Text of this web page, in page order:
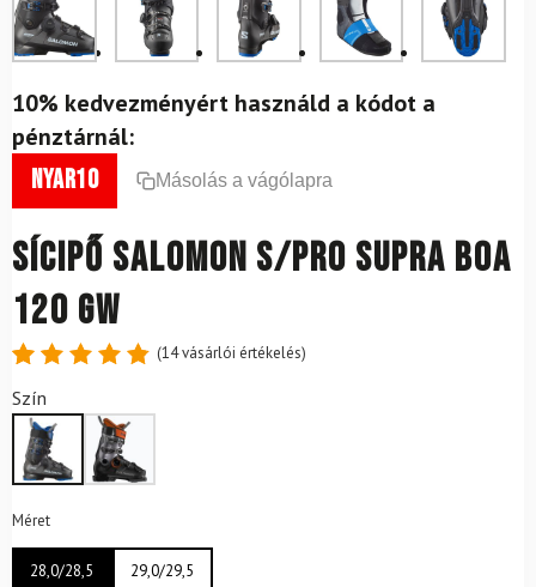
10% kedvezményért használd a kódot a
pénztárnál:
nyar10 Másolás a vágólapra
Sícipő SALOMON S/Pro Supra Boa
120 GW
4.86
5-ből,
értékelés
alapján
(14vásárlói értékelés)
Szín
Méret
28,0/28,5 29,0/29,5